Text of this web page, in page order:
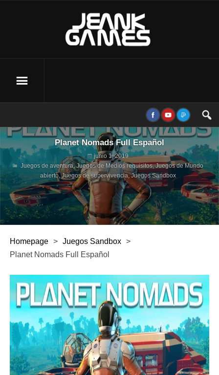
Planet Nomads Full Español
junio 1, 2019
Juegos de aventura,Juegos de Medios requisitos,Juegos de Mundo
abierto,Juegos de supervivencia,Juegos Sandbox
Homepage > Juegos Sandbox >
Planet Nomads Full Español